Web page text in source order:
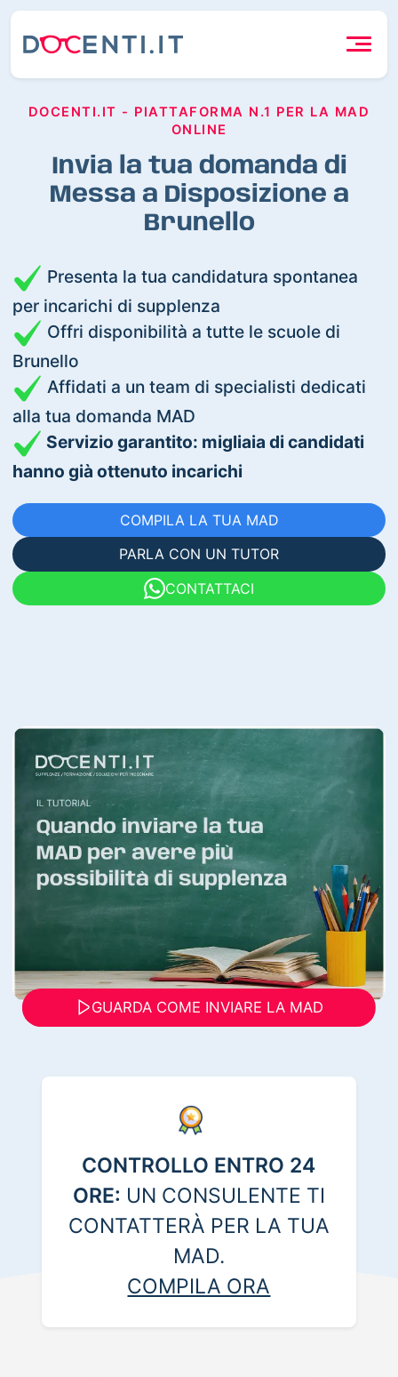
DOCENTI.IT - PIATTAFORMA N.1 PER LA MAD
ONLINE
Invia la tua domanda di
Messa a Disposizione a
Brunello
Presenta la tua candidatura spontanea
per incarichi di supplenza
Offri disponibilità a tutte le scuole di
Brunello
Affidati a un team di specialisti dedicati
alla tua domanda MAD
Servizio garantito: migliaia di candidati
hanno già ottenuto incarichi
COMPILA LA TUA MAD
PARLA CON UN TUTOR
CONTATTACI
GUARDA COME INVIARE LA MAD
CONTROLLO ENTRO 24
ORE: UN CONSULENTE TI
CONTATTERÀ PER LA TUA
MAD.
COMPILA ORA